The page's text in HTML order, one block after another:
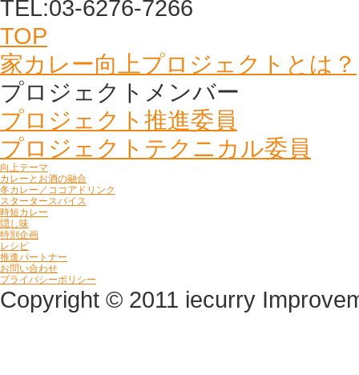
TOP
家カレー向上プロジェクトとは？
プロジェクトメンバー
プロジェクト推進委員
プロジェクトテクニカル委員
向上テーマ
カレーとお酒の融合
冬カレー／ココアドリンク
スタータースパイス
時短カレー
隠し味
特別企画
レシピ
推進パートナー
お問い合わせ
プライバシーポリシー
Copyright © 2011 iecurry